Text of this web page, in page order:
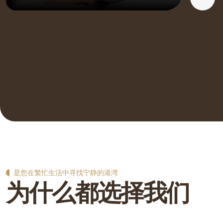
为什么都选择我们